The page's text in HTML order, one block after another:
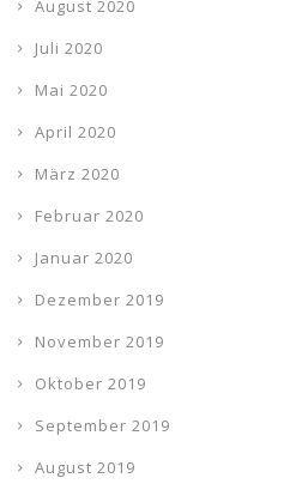
August 2020
Juli 2020
Mai 2020
April 2020
März 2020
Februar 2020
Januar 2020
Dezember 2019
November 2019
Oktober 2019
September 2019
August 2019